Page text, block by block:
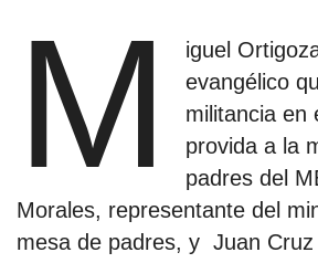
M
iguel
evangélico
militancia en
provida a la
padres del
Morales, representante del
mesa de padres, y Juan Cruz